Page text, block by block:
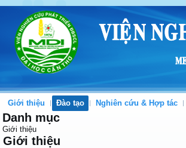
Giới thiệu Đào tạo Nghiên cứu & Hợp tác
Danh mục
Giới thiệu
Giới thiệu